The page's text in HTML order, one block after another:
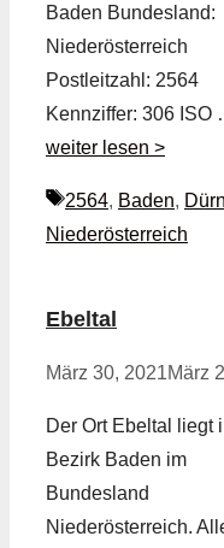
Baden Bundesland:
Niederösterreich
Postleitzahl: 2564
Kennziffer: 306 ISO
weiter lesen >
Schlagwörter
2564, Baden,
Niederösterreich
Ebeltal
März 30, 2021März
Der Ort Ebeltal liegt
Bezirk Baden im
Bundesland
Niederösterreich.